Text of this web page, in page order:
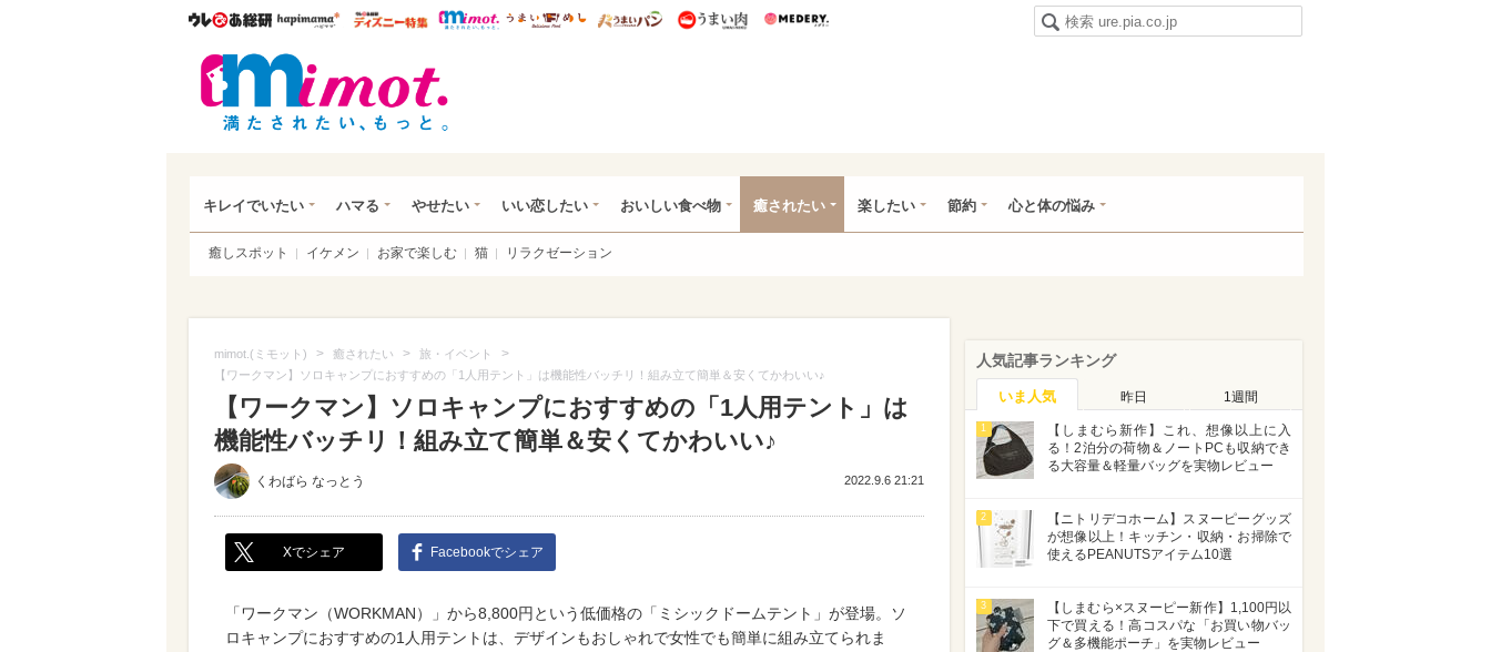
ウレぴあ総研ハピママ* ウレぴあ総研 ディズニー特集
mimot. うまいめし うまいパン うまい肉
キレイでいたい ハマる やせたい いい恋したい おいしい食べ物 癒されたい 楽したい 節約 心と体の悩み
癒しスポット イケメン お家で楽しむ 猫 リラクゼーション
mimot.(ミモット) > 癒されたい > 旅・イベント >
【ワークマン】ソロキャンプにおすすめの「1人用テント」は機能性バッチリ！組み立て簡単＆安くてかわいい♪
【ワークマン】ソロキャンプにおすすめの「1人用テント」は
機能性バッチリ！組み立て簡単＆安くてかわいい♪
くわばら なっとう 2022.9.6 21:21
Xでシェア Facebookでシェア
「ワークマン（WORKMAN）」から8,800円という低価格の「ミシックドームテント」が登場。ソ
ロキャンプにおすすめの1人用テントは、デザインもおしゃれで女性でも簡単に組み立てられま
人気記事ランキング
いま人気 昨日 1週間
1
【しまむら新作】これ、想像以上に入
る！2泊分の荷物＆ノートPCも収納でき
る大容量＆軽量バッグを実物レビュー
2
【ニトリデコホーム】スヌーピーグッズ
が想像以上！キッチン・収納・お掃除で
使えるPEANUTSアイテム10選
3
【しまむら×スヌーピー新作】1,100円以
下で買える！高コスパな「お買い物バッ
グ＆多機能ポーチ」を実物レビュー